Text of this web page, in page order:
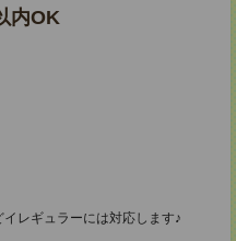
内OK
レギュラーには対応します♪